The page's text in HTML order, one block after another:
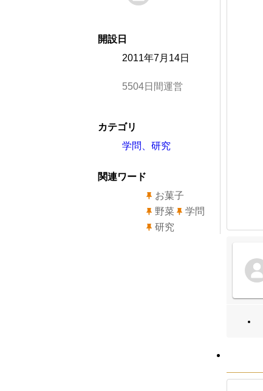
開設日
2011年7月14日
5504日間運営
カテゴリ
学問、研究
関連ワード
お菓子
野菜
学問
研究